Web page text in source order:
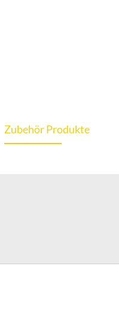
Zubehör Produkte